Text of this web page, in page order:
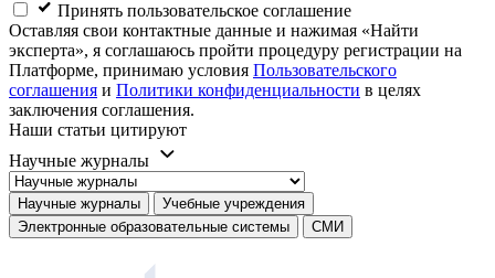
Принять пользовательское соглашение
Оставляя свои контактные данные и нажимая «Найти
эксперта», я соглашаюсь пройти процедуру регистрации на
Платформе, принимаю условия Пользовательского
соглашения и Политики конфиденциальности в целях
заключения соглашения.
Наши статьи цитируют
Научные журналы
Научные журналы
Учебные учреждения
Электронные образовательные системы
СМИ